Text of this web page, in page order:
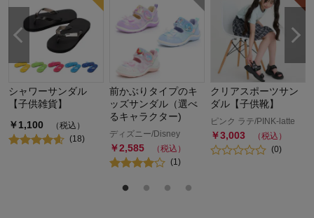
シャワーサンダル
【子供雑貨】
￥1,100
（税込）
(18)
前かぶりタイプのキ
ッズサンダル（選べ
るキャラクター)
ディズニー/Disney
￥2,585
（税込）
(1)
クリアスポーツサン
ダル【子供靴】
ピンク ラテ/PINK-latte
￥3,003
（税込）
(0)